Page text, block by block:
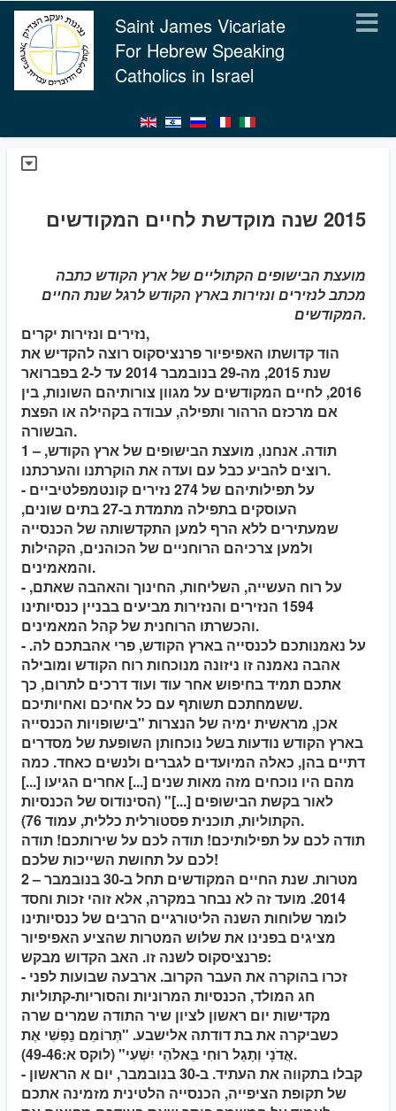
Saint James Vicariate
For Hebrew Speaking
Catholics in Israel
2015 שנה מוקדשת לחיים המקודשים
מועצת הבישופים הקתוליים של ארץ הקודש כתבה
מכתב לנזירים ונזירות בארץ הקודש לרגל שנת החיים
המקודשים.
נזירים ונזירות יקרים,
הוד קדושתו האפיפיור פרנציסקוס רוצה להקדיש את
שנת 2015, מה-29 בנובמבר 2014 עד ל-2 בפברואר
2016, לחיים המקודשים על מגוון צורותיהם השונות, בין
אם מרכזם הרהור ותפילה, עבודה בקהילה או הפצת
הבשורה.
1 – תודה. אנחנו, מועצת הבישופים של ארץ הקודש,
רוצים להביע כבל עם ועדה את הוקרתנו והערכתנו.
- על תפילותיהם של 274 נזירים קונטמפלטיביים
העוסקים בתפילה מתמדת ב-27 בתים שונים,
שמעתירים ללא הרף למען התקדשותה של הכנסייה
ולמען צרכיהם הרוחניים של הכוהנים, הקהילות
והמאמינים.
- על רוח העשייה, השליחות, החינוך והאהבה שאתם,
1594 הנזירים והנזירות מביעים בבניין כנסיותינו
והכשרתו הרוחנית של קהל המאמינים.
- על נאמנותכם לכנסייה בארץ הקודש, פרי אהבתכם לה.
אהבה נאמנה זו ניזונה מנוכחות רוח הקודש ומובילה
אתכם תמיד בחיפוש אחר עוד ועוד דרכים לתרום, כך
ששמחתכם תשותף עם כל אחיכם ואחיותיכם.
אכן, מראשית ימיה של הנצרות "בישופויות הכנסייה
בארץ הקודש נודעות בשל נוכחותן השופעת של מסדרים
דתיים בהן, כאלה המיועדים לגברים ולנשים כאחד. כמה
מהם היו נוכחים מזה מאות שנים [...] אחרים הגיעו [...]
לאור בקשת הבישופים [...]" (הסינודוס של הכנסיות
הקתוליות, תוכנית פסטורלית כללית, עמוד 76).
תודה לכם על תפילותיכם! תודה לכם על שירותכם! תודה
לכם על תחושת השייכות שלכם!
2 – מטרות.
שנת החיים המקודשים תחל ב-30 בנובמבר
2014. מועד זה לא נבחר במקרה, אלא זוהי זכות וחסד
לומר שלוחות השנה הליטורגיים הרבים של כנסיותינו
מציגים בפנינו את שלוש המטרות שהציע האפיפיור
פרנציסקוס לשנה זו. האב הקדוש מבקש:
- זכרו בהוקרה את העבר הקרוב. ארבעה שבועות לפני
חג המולד, הכנסיות המרוניות והסוריות-קתוליות
מקדישות יום ראשון לציון שיר התודה שמרים שרה
כשביקרה את בת דודתה אלישבע. "תְּרוֹמֵם נַפְשִׁי אֶת
אֲדֹנָי וְתָגֵל רוּחִי בֵּאלֹהֵי יִשְׁעִי" (לוקס א:49-46).
- קבלו בתקווה את העתיד. ב-30 בנובמבר, יום א הראשון
של תקופת הציפייה, הכנסייה הלטינית מזמינה אתכם